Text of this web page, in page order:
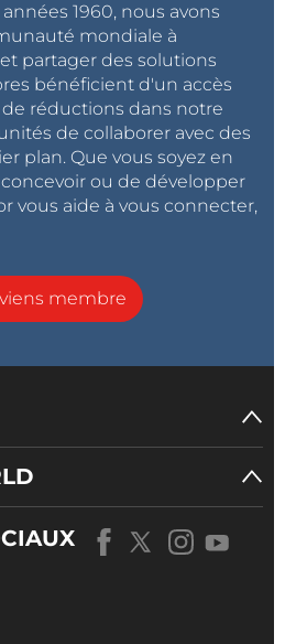
1960, nous avons
mondiale à
partager des solutions
bénéficient d'un accès
réductions dans notre
de collaborer avec des
plan. Que vous soyez en
ou de développer
vous aide à vous connecter,
membre